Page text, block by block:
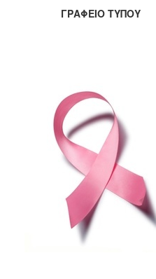
Φυσικές
(Κ.Α.Π.Η.)
Κέντρα
Δημιουργικής
Απασχόλησης
Παιδιών
(Κ.Δ.Α.Π.)
Κέντρα
Ημερήσιας
Φροντίδας
Ηλικιωμένων
(Κ.Η.Φ.Η.)
ΓΡΑΦΕΙΟ ΤΥΠΟΥ